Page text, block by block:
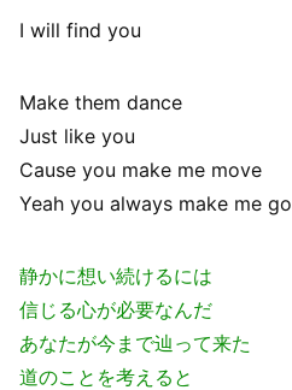
I will find you
Make them dance
Just like you
Cause you make me move
Yeah you always make me go
静かに想い続けるには
信じる心が必要なんだ
あなたが今まで辿って来た
道のことを考えると